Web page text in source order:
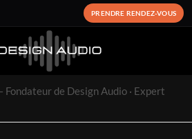
PRENDRE RENDEZ-VOUS
Fondateur de Design Audio · Expert